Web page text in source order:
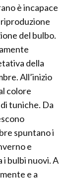
è incapace
del bulbo.
della
All’inizio
colore
tuniche. Da
spuntano i
e
i bulbi nuovi. A
e a